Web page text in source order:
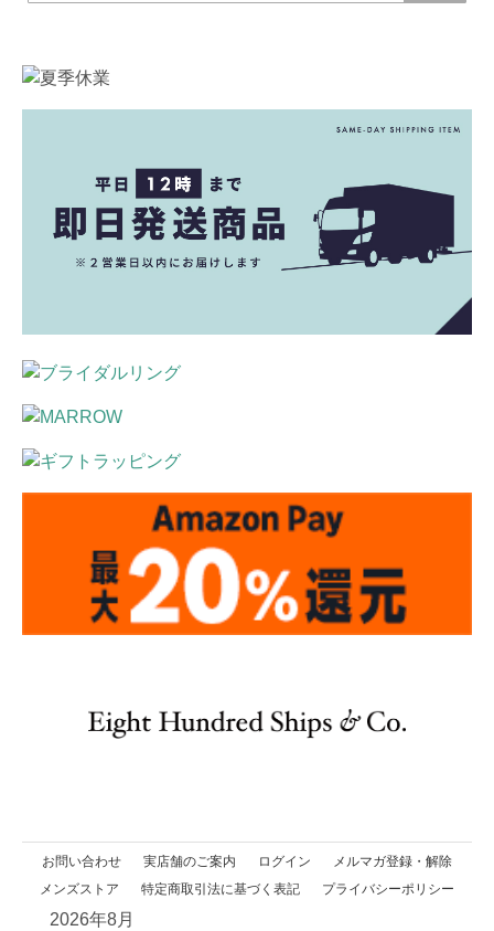
お問い合わせ 実店舗のご案内 ログイン
メルマガ登録・解除
メンズストア
特定商取引法に基づく表記 プライバシーポリシー
2026年8月